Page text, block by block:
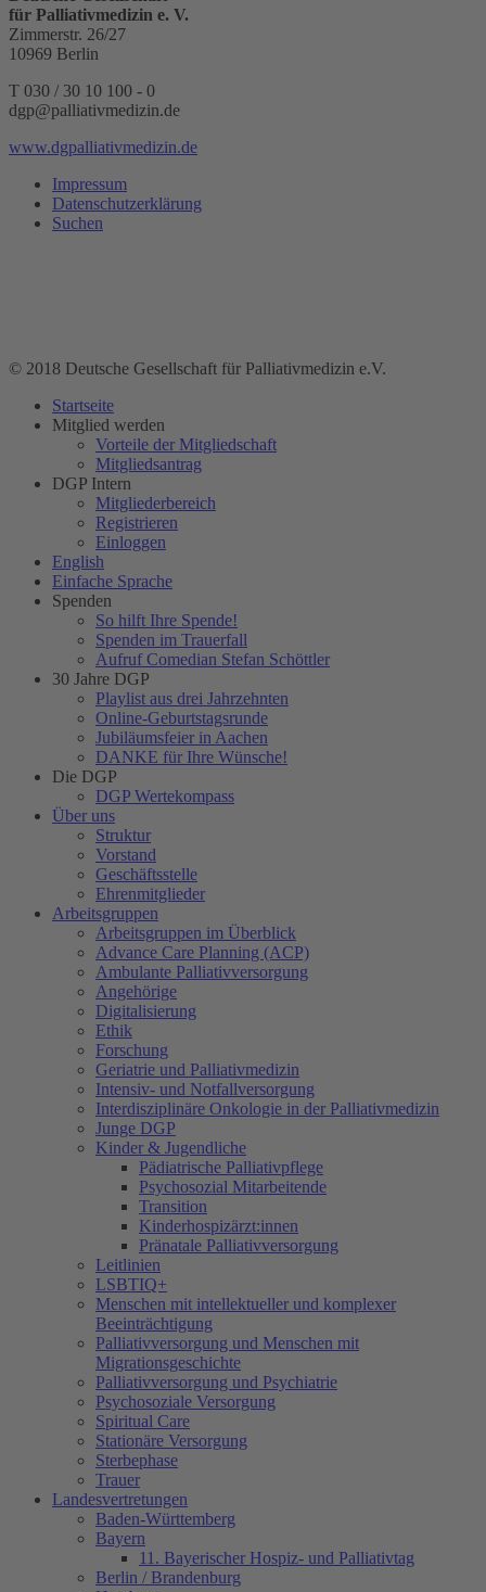
für Palliativmedizin e. V.
Zimmerstr. 26/27
10969 Berlin
T 030 / 30 10 100 - 0
dgp@palliativmedizin.de
www.dgpalliativmedizin.de
Impressum
Datenschutzerklärung
Suchen
© 2018 Deutsche Gesellschaft für Palliativmedizin e.V.
Startseite
Mitglied werden
Vorteile der Mitgliedschaft
Mitgliedsantrag
DGP Intern
Mitgliederbereich
Registrieren
Einloggen
English
Einfache Sprache
Spenden
So hilft Ihre Spende!
Spenden im Trauerfall
Aufruf Comedian Stefan Schöttler
30 Jahre DGP
Playlist aus drei Jahrzehnten
Online-Geburtstagsrunde
Jubiläumsfeier in Aachen
DANKE für Ihre Wünsche!
Die DGP
DGP Wertekompass
Über uns
Struktur
Vorstand
Geschäftsstelle
Ehrenmitglieder
Arbeitsgruppen
Arbeitsgruppen im Überblick
Advance Care Planning (ACP)
Ambulante Palliativversorgung
Angehörige
Digitalisierung
Ethik
Forschung
Geriatrie und Palliativmedizin
Intensiv- und Notfallversorgung
Interdisziplinäre Onkologie in der Palliativmedizin
Junge DGP
Kinder & Jugendliche
Pädiatrische Palliativpflege
Psychosozial Mitarbeitende
Transition
Kinderhospizärzt:innen
Pränatale Palliativversorgung
Leitlinien
LSBTIQ+
Menschen mit intellektueller und komplexer
Beeinträchtigung
Palliativversorgung und Menschen mit
Migrationsgeschichte
Palliativversorgung und Psychiatrie
Psychosoziale Versorgung
Spiritual Care
Stationäre Versorgung
Sterbephase
Trauer
Landesvertretungen
Baden-Württemberg
Bayern
11. Bayerischer Hospiz- und Palliativtag
Berlin / Brandenburg